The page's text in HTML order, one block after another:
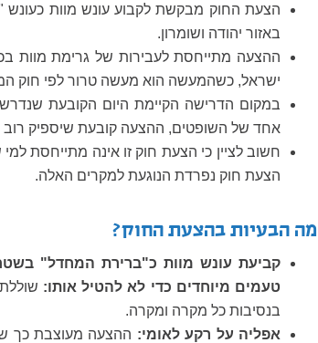
הצעת החוק מבקשת לקבוע עונש מוות
באזור יהודה ושומרון.
ההצעה מתייחסת לעבירות של גרימת מוות
ישראל, כשהמעשה הוא מעשה טרור לפי חוק
במקום הדרישה הקיימת היום הקובעת
אחד של השופטים, ההצעה קובעת שיספיק רוב
הצעת חוק נפרדת הנוגעת למקרים האלה.
מה הבעיות בהצעת החוק?
קביעת עונש מוות כ"ברירת המחדל"
טעמים מיוחדים כדי לא להטיל אותו:
בנסיבות כל מקרה ומקרה.
אפליה על רקע לאומי: ההצעה מעוצבת כך